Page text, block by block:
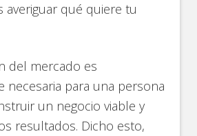
averiguar qué quiere tu
del mercado es
necesaria para una persona
un negocio viable y
resultados. Dicho esto,